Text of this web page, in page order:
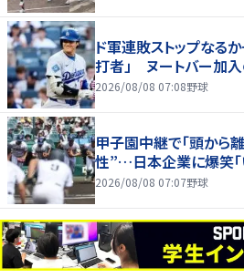
ド軍連敗ストップなる
打者」 ヌートバー加
2026/08/08 07:08野球
甲子園中継で「頭か
性”…日本企業に爆笑「
2026/08/08 07:07野球